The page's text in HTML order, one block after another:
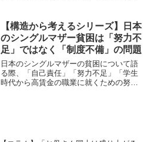
にわたる内容を覚え、帰宅後に夫に共有
しました。ところが翌日...
【構造から考えるシリーズ】日本
のシングルマザー貧困は「努力不
足」ではなく「制度不備」の問題
日本のシングルマザーの貧困について語
る際、「自己責任」「努力不足」「学生
時代から高賃金の職業に就くための努力